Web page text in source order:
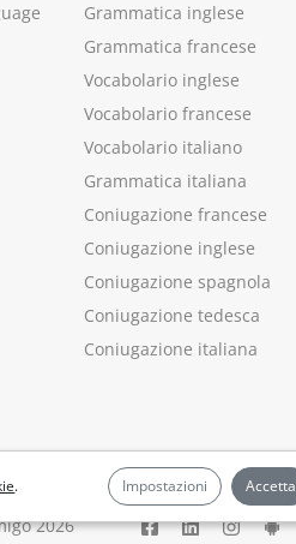
. Impostazioni Accetta
Grammatica inglese
Grammatica francese
Vocabolario inglese
Vocabolario francese
Vocabolario italiano
Grammatica italiana
Coniugazione francese
Coniugazione inglese
Coniugazione spagnola
Coniugazione tedesca
Coniugazione italiana
2026